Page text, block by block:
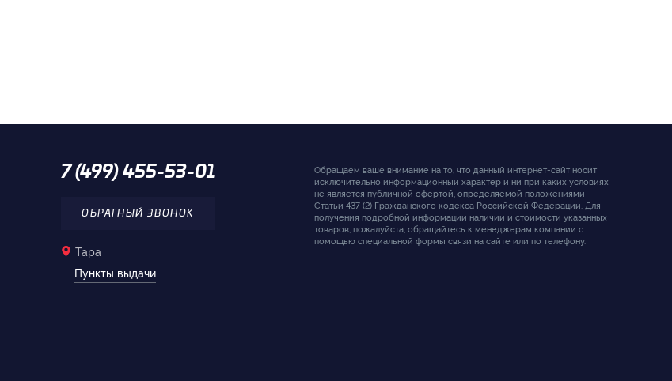
7 (499) 455-53-01
ОБРАТНЫЙ ЗВОНОК
Тара
Пункты выдачи
Обращаем ваше внимание на то, что данный интернет-сайт носит
исключительно информационный характер и ни при каких условиях
не является публичной офертой, определяемой положениями
Статьи 437 (2) Гражданского кодекса Российской Федерации. Для
получения подробной информации наличии и стоимости указанных
товаров, пожалуйста, обращайтесь к менеджерам компании с
помощью специальной формы связи на сайте или по телефону.